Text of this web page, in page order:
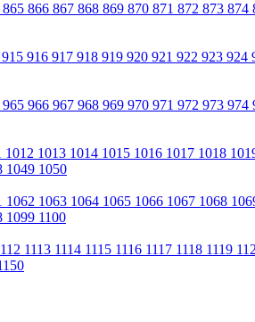
865 866 867 868 869 870 871 872 873 874
915 916 917 918 919 920 921 922 923 924
965 966 967 968 969 970 971 972 973 974
1012 1013 1014 1015 1016 1017 1018
1049 1050
1062 1063 1064 1065 1066 1067 1068
1099 1100
1113 1114 1115 1116 1117 1118 1119